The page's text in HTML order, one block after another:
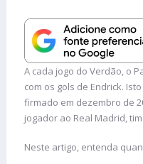
A cada jogo do Verdão, o
com os gols de Endrick.
firmado em dezembro de
jogador ao Real Madrid,
Neste artigo, entenda